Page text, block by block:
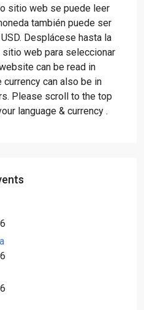
web se puede leer
también puede ser
Desplácese hasta la
web para seleccionar
can be read in
currency can also be in
Please scroll to the top
language & currency .